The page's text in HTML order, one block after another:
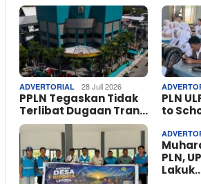
ADVERTORIAL 28 Juli 2026
PPLN Tegaskan Tidak
Terlibat Dugaan Tran…
PLN
to
PLN,